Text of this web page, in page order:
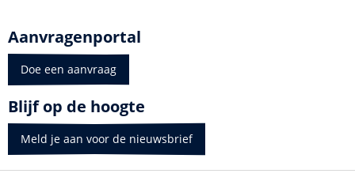
Aanvragenportal
Doe een aanvraag
Blijf op de hoogte
Meld je aan voor de nieuwsbrief